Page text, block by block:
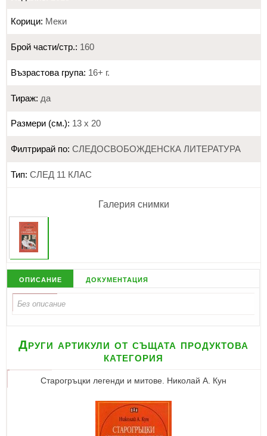
Корици: Меки
Брой части/стр.: 160
Възрастова група: 16+ г.
Тираж: да
Размери (см.): 13 х 20
Филтрирай по: СЛЕДОСВОБОЖДЕНСКА ЛИТЕРАТУРА
Тип: СЛЕД 11 КЛАС
Галерия снимки
описание документация
Други артикули от същата продуктова
категория
Старогръцки легенди и митове. Николай A. Кун